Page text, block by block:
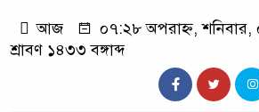
আজ
০৭:২৮ অপরাহ্ন,
শ্রাবণ ১৪৩৩ বঙ্গাব্দ